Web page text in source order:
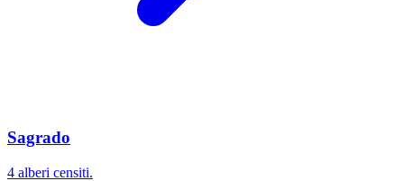
Sagrado
4 alberi censiti.